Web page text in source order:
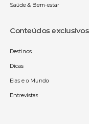
Saúde & Bem-estar
Conteúdos exclusivos
Destinos
Dicas
Elas e o Mundo
Entrevistas